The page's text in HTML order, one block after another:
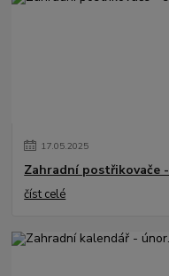
17.05.2025
Zahradní postřikovače
číst celé